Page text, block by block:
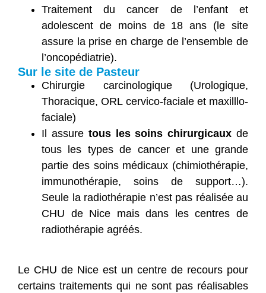
Traitement du cancer de l’enfant et
adolescent de moins de 18 ans (le site
assure la prise en charge de l’ensemble de
l’oncopédiatrie).
Sur le site de Pasteur
Chirurgie carcinologique (Urologique,
Thoracique, ORL cervico-faciale et maxilllo-
faciale)
Il assure tous les soins chirurgicaux de
tous les types de cancer et une grande
partie des soins médicaux (chimiothérapie,
immunothérapie, soins de support…).
Seule la radiothérapie n’est pas réalisée au
CHU de Nice mais dans les centres de
radiothérapie agréés.
Le CHU de Nice est un centre de recours pour
certains traitements qui ne sont pas réalisables